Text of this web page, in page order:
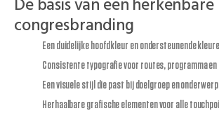
congresbranding
Een duidelijke hoofdkleur en ondersteunende
Consistente typografie voor routes, programma en
Een visuele stijl die past bij doelgroep en onderwerp
Herhaalbare grafische elementen voor alle